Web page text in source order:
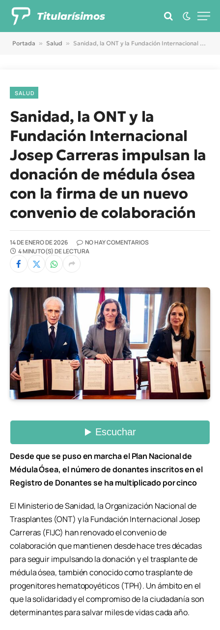
Titularísimos
Portada » Salud » Sanidad, la ONT y la Fundación Internacional Josep Carreras impulsan la donación de médula ósea con la firma de un nuevo convenio de colaboración
SALUD
Sanidad, la ONT y la
Fundación Internacional
Josep Carreras impulsan la
donación de médula ósea
con la firma de un nuevo
convenio de colaboración
14 DE ENERO DE 2026
NO HAY COMENTARIOS
4 MINUTO(S) DE LECTURA
Desde que se puso en marcha el Plan Nacional de
Médula Ósea, el número de donantes inscritos en el
Registro de Donantes se ha multiplicado por cinco
El Ministerio de Sanidad, la Organización Nacional de
Trasplantes (ONT) y la Fundación Internacional Josep
Carreras (FIJC) han renovado el convenio de
colaboración que mantienen desde hace tres décadas
para seguir impulsando la donación y el trasplante de
médula ósea, también conocido como trasplante de
progenitores hematopoyéticos (TPH). Un ámbito en el
que la solidaridad y el compromiso de la ciudadanía son
determinantes para salvar miles de vidas cada año.